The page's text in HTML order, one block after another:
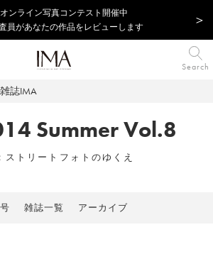
ンライン写真コンテスト開催中
員があなたの作品をレビューします
Search
雑誌IMA
Summer Vol.8
ストリートフォトのゆくえ
雑誌一覧 アーカイブ